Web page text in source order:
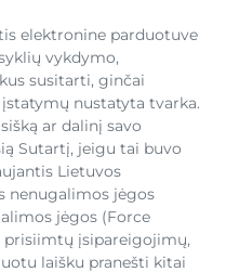
elektronine parduotuve
vykdymo,
susitarti, ginčai
nustatyta tvarka.
ar dalinį savo
Sutartį, jeigu tai buvo
Lietuvos
nenugalimos jėgos
jėgos (Force
prisiimtų įsipareigojimų,
laišku pranešti kitai